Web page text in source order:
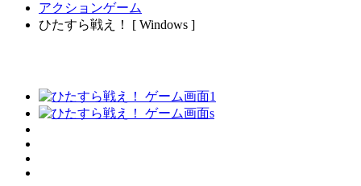
アクションゲーム
ひたすら戦え！ [ Windows ]